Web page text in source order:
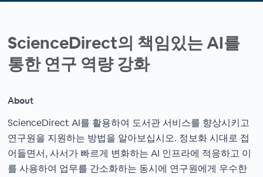
ScienceDirect의 책임있는 AI를
통한 연구 역량 강화
About
ScienceDirect AI를 활용하여 도서관 서비스를 향상시키고
연구원을 지원하는 방법을 알아보십시오. 정보화 시대로 접
어들면서, 사서가 빠르게 변화하는 AI 인프라에 적응하고 이
를 사용하여 업무를 간소화하는 동시에 연구원에게 우수한